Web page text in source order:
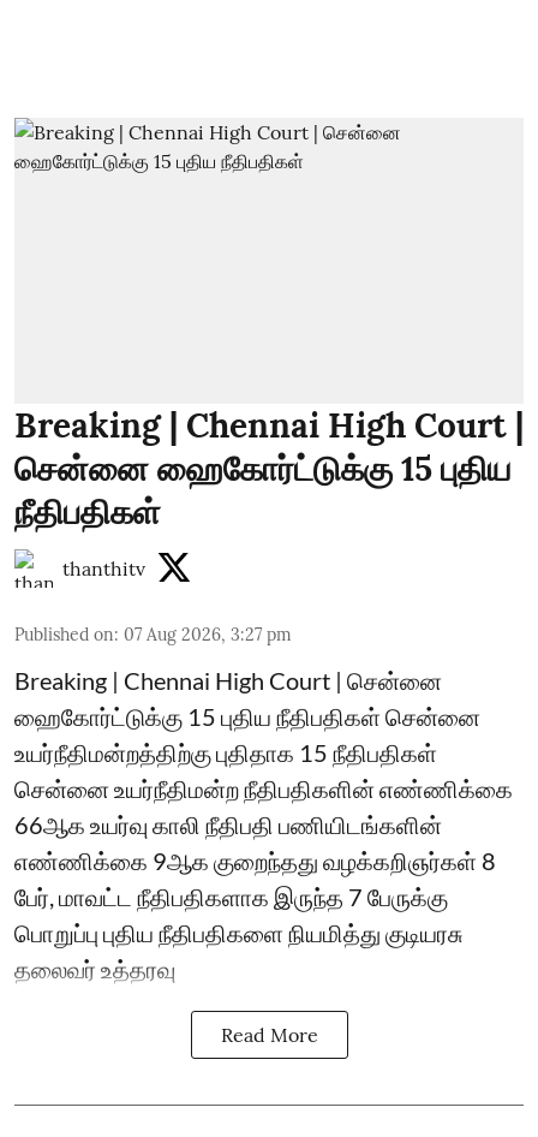
Breaking | Chennai High Court |
சென்னை ஹைகோர்ட்டுக்கு 15 புதிய
நீதிபதிகள்
thanthitv
Published on: 07 Aug 2026, 3:27 pm
Breaking | Chennai High Court | சென்னை
ஹைகோர்ட்டுக்கு 15 புதிய நீதிபதிகள் சென்னை
உயர்நீதிமன்றத்திற்கு புதிதாக 15 நீதிபதிகள்
சென்னை உயர்நீதிமன்ற நீதிபதிகளின் எண்ணிக்கை
66ஆக உயர்வு காலி நீதிபதி பணியிடங்களின்
எண்ணிக்கை 9ஆக குறைந்தது வழக்கறிஞர்கள் 8
பேர், மாவட்ட நீதிபதிகளாக இருந்த 7 பேருக்கு
பொறுப்பு புதிய நீதிபதிகளை நியமித்து குடியரசு
தலைவர் உத்தரவு
Read More